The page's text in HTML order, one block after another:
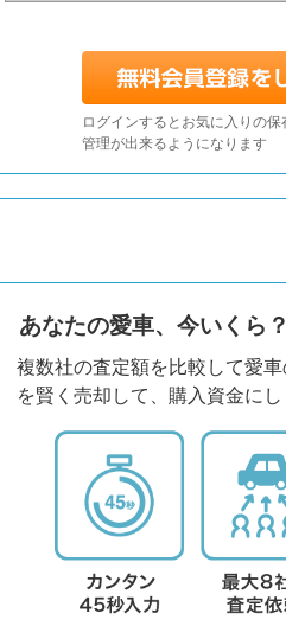
ログインするとお気に入りの
管理が出来るようになります
あなたの愛車、今いくら？
複数社の査定額を比較して愛
を賢く売却して、購入資金にし